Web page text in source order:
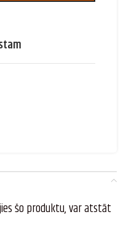
šo produktu, var atstāt